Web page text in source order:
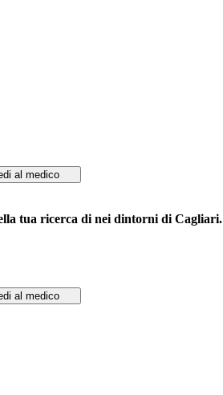
al medico
tua ricerca di nei dintorni di Cagliari.
al medico